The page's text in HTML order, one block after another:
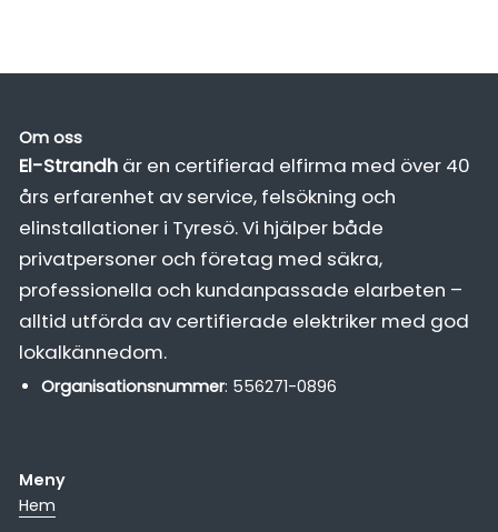
Om oss
El-Strandhär en certifierad elfirma med över 40
års erfarenhet av service, felsökning och
elinstallationer i Tyresö. Vi hjälper både
privatpersoner och företag med säkra,
professionella och kundanpassade elarbeten –
alltid utförda av certifierade elektriker med god
lokalkännedom.
Organisationsnummer: 556271-0896
Meny
Hem